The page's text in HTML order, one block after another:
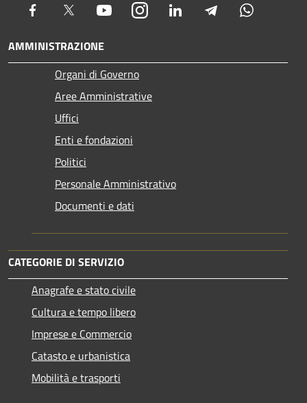
Facebook Twitter YoutubeInstagram LinkedIn Telegram
AMMINISTRAZIONE
Organi di Governo
Aree Amministrative
Uffici
Enti e fondazioni
Politici
Personale Amministrativo
Documenti e dati
CATEGORIE DI SERVIZIO
Anagrafe e stato civile
Cultura e tempo libero
Imprese e Commercio
Catasto e urbanistica
Mobilità e trasporti